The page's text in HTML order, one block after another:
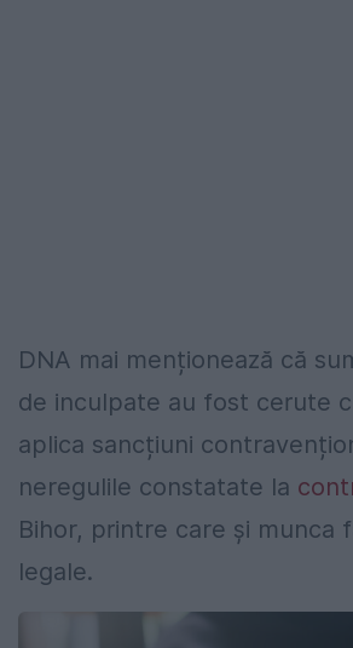
DNA mai menționează că
de inculpate au fost cerute
aplica sancțiuni
neregulile constatate la
Bihor, printre care și munca
legale.